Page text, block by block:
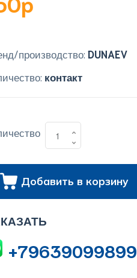
производство: DUNAEV
контакт
Добавить в корзину
+79639099899